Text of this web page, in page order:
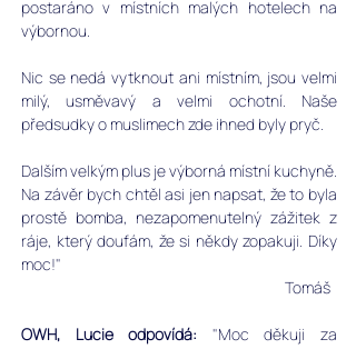
postaráno v místních malých hotelech na
výbornou.
Nic se nedá vytknout ani místním, jsou velmi
milý, usměvavý a velmi ochotní. Naše
předsudky o muslimech zde ihned byly pryč.
Dalším velkým plus je výborná místní kuchyně.
Na závěr bych chtěl asi jen napsat, že to byla
prostě bomba, nezapomenutelný zážitek z
ráje, který doufám, že si někdy zopakuji. Díky
moc!"
Tomáš
OWH, Lucie odpovídá: "Moc děkuji za